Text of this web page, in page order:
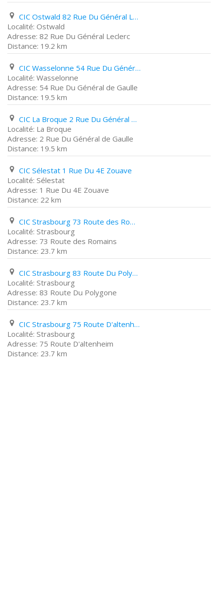
CIC Ostwald 82 Rue Du Général Leclerc
Ostwald
82 Rue Du Général Leclerc
19.2 km
CIC Wasselonne 54 Rue Du Général de Gaulle
Wasselonne
54 Rue Du Général de Gaulle
19.5 km
CIC La Broque 2 Rue Du Général de Gaulle
La Broque
2 Rue Du Général de Gaulle
19.5 km
CIC Sélestat 1 Rue Du 4E Zouave
Sélestat
1 Rue Du 4E Zouave
22 km
CIC Strasbourg 73 Route des Romains
Strasbourg
73 Route des Romains
23.7 km
CIC Strasbourg 83 Route Du Polygone
Strasbourg
83 Route Du Polygone
23.7 km
CIC Strasbourg 75 Route D'altenheim
Strasbourg
75 Route D'altenheim
23.7 km